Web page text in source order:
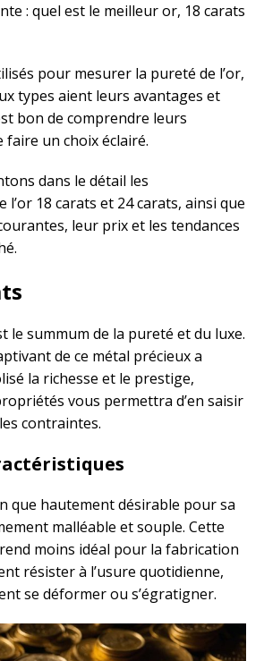
: quel est le meilleur or, 18 carats
pour mesurer la pureté de l’or,
types aient leurs avantages et
bon de comprendre leurs
faire un choix éclairé.
dans le détail les
l’or 18 carats et 24 carats, ainsi que
leur prix et les tendances
le summum de la pureté et du luxe.
de ce métal précieux a
la richesse et le prestige,
vous permettra d’en saisir
contraintes.
que hautement désirable pour sa
malléable et souple. Cette
moins idéal pour la fabrication
résister à l’usure quotidienne,
se déformer ou s’égratigner.